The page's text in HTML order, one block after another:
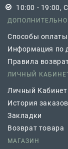
10:00 - 19:00,
ДОПОЛНИТЕЛЬНО
Способы оплаты
Информация по
Правила
ЛИЧНЫЙ
Личный Кабинет
История заказов
Закладки
Возврат товара
МАГАЗИН